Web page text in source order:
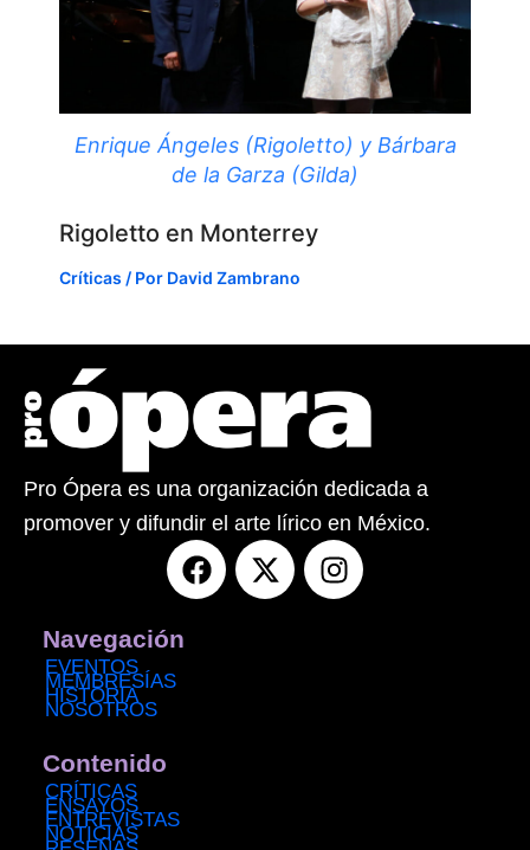
Enrique Ángeles (Rigoletto) y Bárbara
de la Garza (Gilda)
Rigoletto en Monterrey
Críticas / Por David Zambrano
Pro Ópera es una organización dedicada a
promover y difundir el arte lírico en México.
F
a
X
-
I
n
Navegación
EVENTOS
MEMBRESÍAS
HISTORIA
NOSOTROS
Contenido
CRÍTICAS
ENSAYOS
ENTREVISTAS
NOTICIAS